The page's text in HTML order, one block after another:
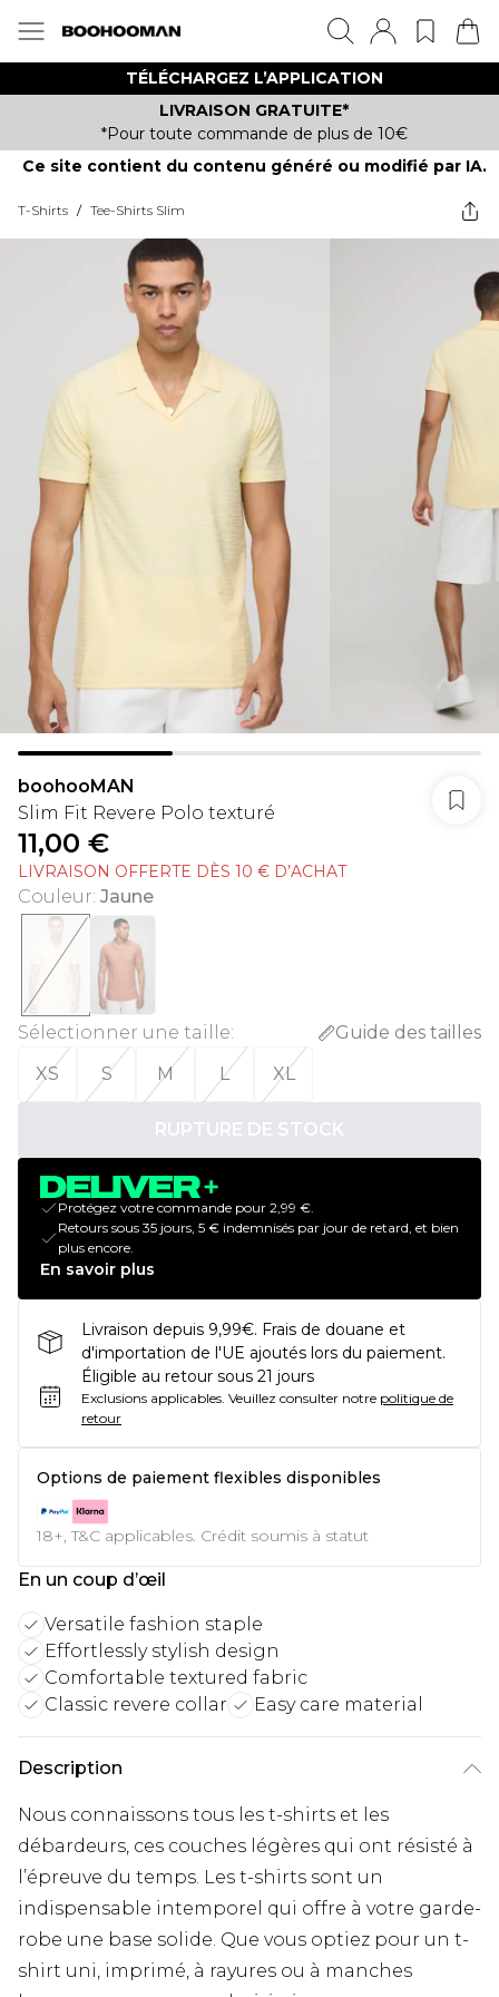
TÉLÉCHARGEZ L’APPLICATION
LIVRAISON GRATUITE*
*Pour toute commande de plus de 10€
Ce site contient du contenu généré ou modifié par IA.
T-Shirts / Tee-Shirts Slim
boohooMAN
Slim Fit Revere Polo texturé
11,00 €
LIVRAISON OFFERTE DÈS 10 € D’ACHAT
Couleur: Jaune
Sélectionner une taille:
Guide des tailles
XS
S M L XL
RUPTURE DE STOCK
Protégez votre commande pour 2,99 €.
Retours sous 35 jours, 5 € indemnisés par jour de retard, et bien
plus encore.
En savoir plus
Livraison depuis 9,99€. Frais de douane et
d'importation de l'UE ajoutés lors du paiement.
Éligible au retour sous 21 jours
Exclusions applicables. Veuillez consulter notre politique de
retour
Options de paiement flexibles disponibles
18+, T&C applicables. Crédit soumis à statut
En un coup d’œil
Versatile fashion staple
Effortlessly stylish design
Comfortable textured fabric
Classic revere collar
Easy care material
Description
Nous connaissons tous les t-shirts et les
débardeurs, ces couches légères qui ont résisté à
l’épreuve du temps. Les t-shirts sont un
indispensable intemporel qui offre à votre garde-
robe une base solide. Que vous optiez pour un t-
shirt uni, imprimé, à rayures ou à manches